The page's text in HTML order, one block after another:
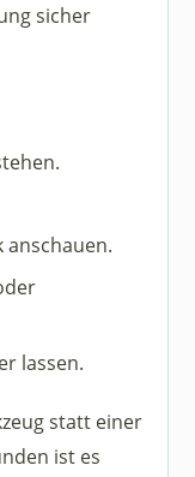
sicher
lassen.
statt einer
ist es